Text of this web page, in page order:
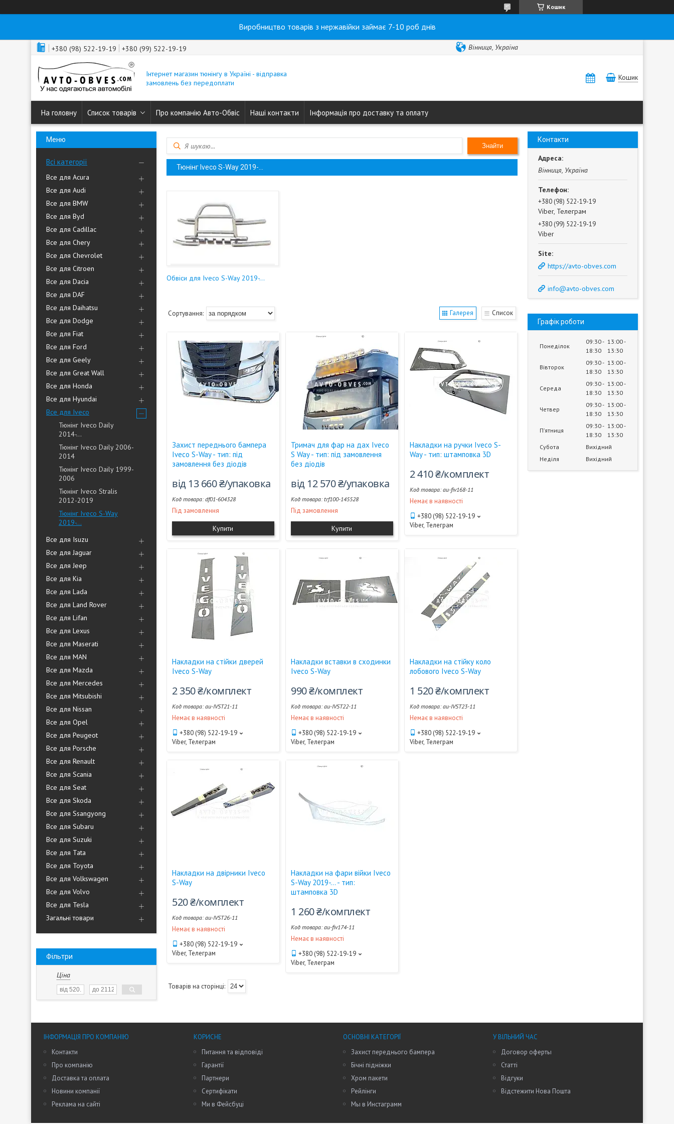
Кошик
Виробництво товарів з нержавійки займає 7-10 роб днів
+380 (98) 522-19-19 +380 (99) 522-19-19 Вінниця, Україна
Інтернет магазин тюнінгу в Україні - відправка
замовлень без передоплати
Кошик
На головну Список товарів Про компанію Авто-Обвіс Наші контакти Інформація про доставку та оплату
Всі категорії
Все для Acura
Все для Audi
Все для BMW
Все для Byd
Все для Cadillac
Все для Chery
Все для Chevrolet
Все для Citroen
Все для Dacia
Все для DAF
Все для Daihatsu
Все для Dodge
Все для Fiat
Все для Ford
Все для Geely
Все для Great Wall
Все для Honda
Все для Hyundai
Все для Iveco
Тюнінг Iveco Daily
2014-...
Тюнінг Iveco Daily 2006-
2014
Тюнінг Iveco Daily 1999-
2006
Тюнінг Iveco Stralis
2012-2019
Тюнінг Iveco S-Way
2019-...
Все для Isuzu
Все для Jaguar
Все для Jeep
Все для Kia
Все для Lada
Все для Land Rover
Все для Lifan
Все для Lexus
Все для Maserati
Все для MAN
Все для Mazda
Все для Mercedes
Все для Mitsubishi
Все для Nissan
Все для Opel
Все для Peugeot
Все для Porsche
Все для Renault
Все для Scania
Все для Seat
Все для Skoda
Все для Ssangyong
Все для Subaru
Все для Suzuki
Все для Tata
Все для Toyota
Все для Volkswagen
Все для Volvo
Все для Tesla
Загальні товари
Фільтри
Ціна
Знайти
Тюнінг Iveco S-Way 2019-...
Обвіси для Iveco S-Way 2019-...
Галерея Список
Захист переднього бампера
Iveco S-Way - тип: під
замовлення без діодів
від 13 660 ₴/упаковка
df01-604328
Під замовлення
Купити
Тримач для фар на дах Iveco
S Way - тип: під замовлення
без діодів
від 12 570 ₴/упаковка
trf100-145528
Під замовлення
Купити
Накладки на ручки Iveco S-
Way - тип: штамповка 3D
2 410 ₴/комплект
au-fiv168-11
Немає в наявності
+380 (98) 522-19-19
Viber, Телеграм
Накладки на стійки дверей
Iveco S-Way
2 350 ₴/комплект
au-IVST21-11
Немає в наявності
+380 (98) 522-19-19
Viber, Телеграм
Накладки вставки в сходинки
Iveco S-Way
990 ₴/комплект
au-IVST22-11
Немає в наявності
+380 (98) 522-19-19
Viber, Телеграм
Накладки на стійку коло
лобового Iveco S-Way
1 520 ₴/комплект
au-IVST23-11
Немає в наявності
+380 (98) 522-19-19
Viber, Телеграм
Накладки на двірники Iveco
S-Way
520 ₴/комплект
au-IVST26-11
Немає в наявності
+380 (98) 522-19-19
Viber, Телеграм
Накладки на фари війки Iveco
S-Way 2019-... - тип:
штамповка 3D
1 260 ₴/комплект
au-fiv174-11
Немає в наявності
+380 (98) 522-19-19
Viber, Телеграм
Контакти
Вінниця, Україна
+380 (98) 522-19-19
Viber, Телеграм
+380 (99) 522-19-19
Viber
https://avto-obves.com
info@avto-obves.com
Графік роботи
Понеділок
09:30
18:30
13:00
13:30
Вівторок
09:30
18:30
13:00
13:30
Середа
09:30
18:30
13:00
13:30
Четвер
09:30
18:30
13:00
13:30
Пʼятниця
09:30
18:30
13:00
13:30
Субота
Вихідний
Неділя
Вихідний
ІНФОРМАЦІЯ ПРО КОМПАНІЮ
Контакти
Про компанію
Доставка та оплата
Новини компанії
Реклама на сайті
КОРИСНЕ
Питання та відповіді
Гарантії
Партнери
Сертифікати
Ми в Фейсбуці
ОСНОВНІ КАТЕГОРІЇ
Захист переднього бампера
Бічні підніжки
Хром пакети
Рейлінги
Мы в Инстаграмм
У ВІЛЬНИЙ ЧАС
Договор оферты
Статті
Відгуки
Відстежити Нова Пошта